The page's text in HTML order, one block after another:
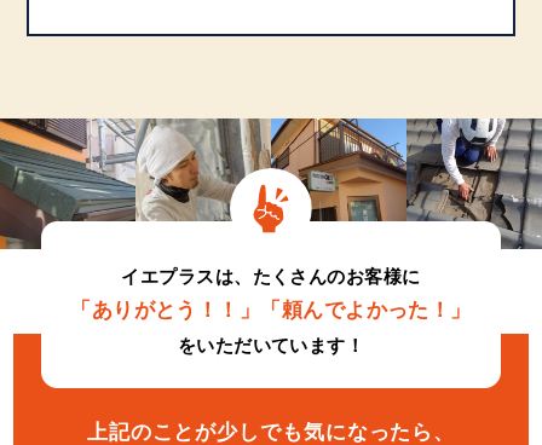
イエプラスは、たくさんのお客様に
「ありがとう！！」「頼んでよかった！」
をいただいています！
上記のことが少しでも気になったら、